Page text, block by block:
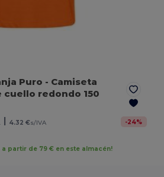
Puro - Camiseta
redondo 150
4.32 €s/IVA -24%
a partir de 79 € en este almacén!